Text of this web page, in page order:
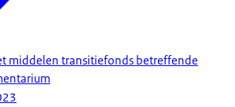
middelen transitiefonds betreffende